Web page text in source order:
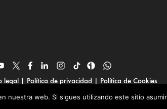
legal | Política de privacidad | Política de Cookies
© Fundación Civismo 2025
nuestra web. Si sigues utilizando este sitio